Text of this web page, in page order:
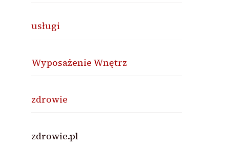
usługi
Wyposażenie Wnętrz
zdrowie
zdrowie.pl